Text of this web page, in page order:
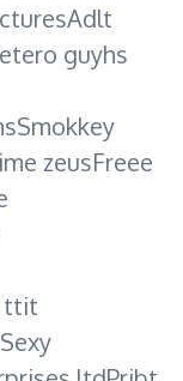
guyhs
zeusFreee
ttit